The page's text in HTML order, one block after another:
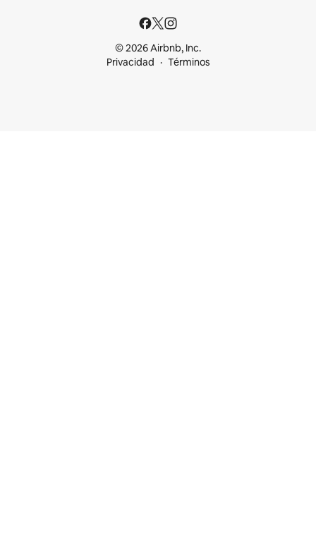
© 2026 Airbnb, Inc.
Privacidad
Términos